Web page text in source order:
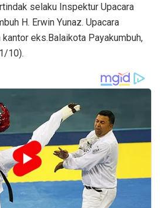
selaku Inspektur Upacara
H. Erwin Yunaz. Upacara
eks.Balaikota Payakumbuh,
10).